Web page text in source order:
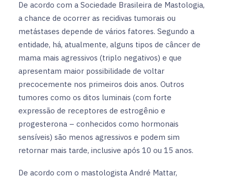
De acordo com a Sociedade Brasileira de Mastologia,
a chance de ocorrer as recidivas tumorais ou
metástases depende de vários fatores. Segundo a
entidade, há, atualmente, alguns tipos de câncer de
mama mais agressivos (triplo negativos) e que
apresentam maior possibilidade de voltar
precocemente nos primeiros dois anos. Outros
tumores como os ditos luminais (com forte
expressão de receptores de estrogênio e
progesterona – conhecidos como hormonais
sensíveis) são menos agressivos e podem sim
retornar mais tarde, inclusive após 10 ou 15 anos.
De acordo com o mastologista André Mattar,